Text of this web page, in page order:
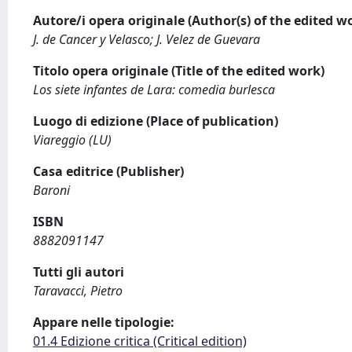
Autore/i opera originale (Author(s) of the edited
J. de Cancer y Velasco; J. Velez de Guevara
Titolo opera originale (Title of the edited work)
Los siete infantes de Lara: comedia burlesca
Luogo di edizione (Place of publication)
Viareggio (LU)
Casa editrice (Publisher)
Baroni
ISBN
8882091147
Tutti gli autori
Taravacci, Pietro
Appare nelle tipologie:
01.4 Edizione critica (Critical edition)